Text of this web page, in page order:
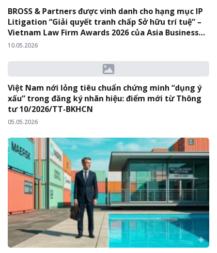
BROSS & Partners được vinh danh cho hạng mục IP
Litigation “Giải quyết tranh chấp Sở hữu trí tuệ” –
Vietnam Law Firm Awards 2026 của Asia Business
Law Journal
10.05.2026
Việt Nam nới lỏng tiêu chuẩn chứng minh “dụng ý
xấu” trong đăng ký nhãn hiệu: điểm mới từ Thông
tư 10/2026/TT-BKHCN
05.05.2026